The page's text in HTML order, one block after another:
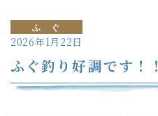
ふ ぐ
2026年1月22日
ふぐ釣り好調です！！